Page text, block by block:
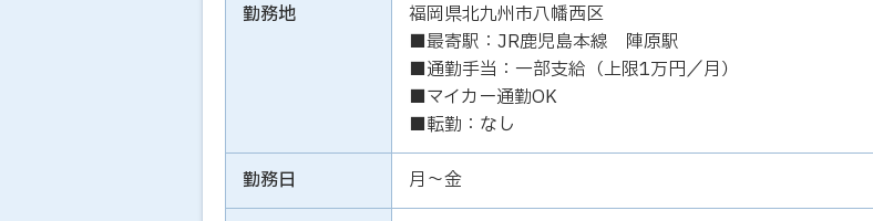
勤務地
福岡県北九州市八幡西区
■最寄駅：JR鹿児島本線 陣原駅
■通勤手当：一部支給（上限1万円／月）
■マイカー通勤OK
■転勤：なし
勤務日 月～金